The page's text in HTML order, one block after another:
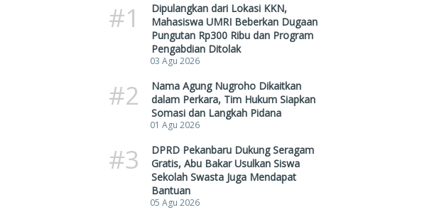
#1
Dipulangkan dari Lokasi KKN,
Mahasiswa UMRI Beberkan Dugaan
Pungutan Rp300 Ribu dan Program
Pengabdian Ditolak
03 Agu 2026
#2
Nama Agung Nugroho Dikaitkan
dalam Perkara, Tim Hukum Siapkan
Somasi dan Langkah Pidana
01 Agu 2026
#3
DPRD Pekanbaru Dukung Seragam
Gratis, Abu Bakar Usulkan Siswa
Sekolah Swasta Juga Mendapat
Bantuan
05 Agu 2026